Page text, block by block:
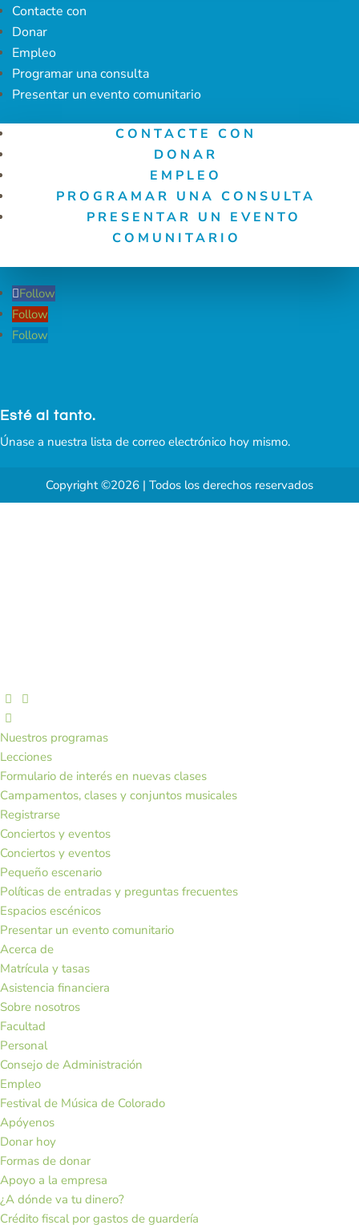
Contacte con
Donar
Empleo
Programar una consulta
Presentar un evento comunitario
CONTACTE CON
DONAR
EMPLEO
PROGRAMAR UNA CONSULTA
PRESENTAR UN EVENTO
COMUNITARIO
Follow
Follow
Follow
Esté al tanto.
Únase a nuestra lista de correo electrónico hoy mismo.
Copyright ©2026 | Todos los derechos reservados
Nuestros programas
Lecciones
Formulario de interés en nuevas clases
Campamentos, clases y conjuntos musicales
Registrarse
Conciertos y eventos
Conciertos y eventos
Pequeño escenario
Políticas de entradas y preguntas frecuentes
Espacios escénicos
Presentar un evento comunitario
Acerca de
Matrícula y tasas
Asistencia financiera
Sobre nosotros
Facultad
Personal
Consejo de Administración
Empleo
Festival de Música de Colorado
Apóyenos
Donar hoy
Formas de donar
Apoyo a la empresa
¿A dónde va tu dinero?
Crédito fiscal por gastos de guardería